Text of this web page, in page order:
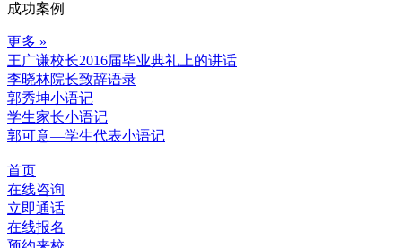
成功案例
更多 »
王广谦校长2016届毕业典礼上的讲话
李晓林院长致辞语录
郭秀坤小语记
学生家长小语记
郭可意—学生代表小语记
首页
在线咨询
立即通话
在线报名